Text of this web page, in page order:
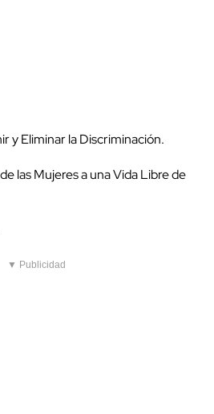
y Eliminar la Discriminación.
las Mujeres a una Vida Libre de
▼ Publicidad